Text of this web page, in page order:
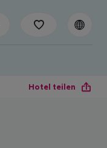
Hotel teilen